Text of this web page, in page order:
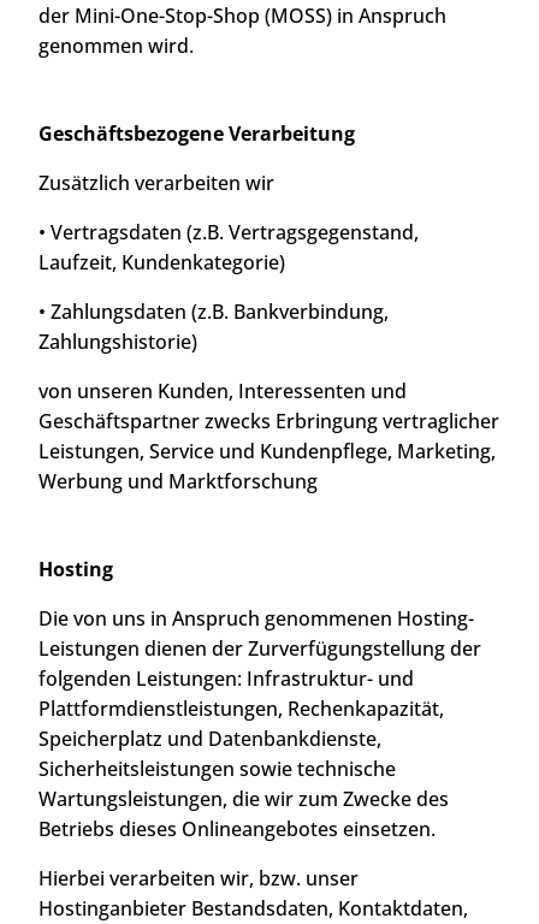
der Mini-One-Stop-Shop (MOSS) in Anspruch
genommen wird.
Geschäftsbezogene Verarbeitung
Zusätzlich verarbeiten wir
• Vertragsdaten (z.B. Vertragsgegenstand,
Laufzeit, Kundenkategorie)
• Zahlungsdaten (z.B. Bankverbindung,
Zahlungshistorie)
von unseren Kunden, Interessenten und
Geschäftspartner zwecks Erbringung vertraglicher
Leistungen, Service und Kundenpflege, Marketing,
Werbung und Marktforschung
Hosting
Die von uns in Anspruch genommenen Hosting-
Leistungen dienen der Zurverfügungstellung der
folgenden Leistungen: Infrastruktur- und
Plattformdienstleistungen, Rechenkapazität,
Speicherplatz und Datenbankdienste,
Sicherheitsleistungen sowie technische
Wartungsleistungen, die wir zum Zwecke des
Betriebs dieses Onlineangebotes einsetzen.
Hierbei verarbeiten wir, bzw. unser
Hostinganbieter Bestandsdaten, Kontaktdaten,